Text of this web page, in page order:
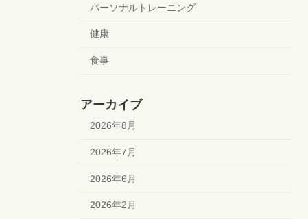
パーソナルトレーニング
健康
食事
アーカイブ
2026年8月
2026年7月
2026年6月
2026年2月